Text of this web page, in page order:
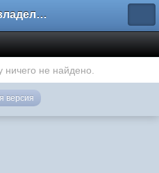
Форум владельцев интернет-магазинов
не найдено.
версия